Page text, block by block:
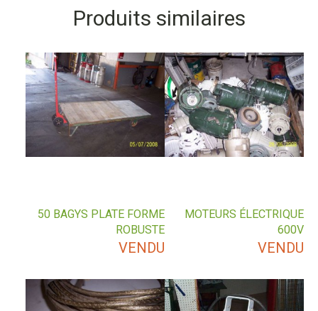
Produits similaires
MOTEURS ÉLECTRIQUE
600V
VENDU
50 BAGYS PLATE FORME
ROBUSTE
VENDU